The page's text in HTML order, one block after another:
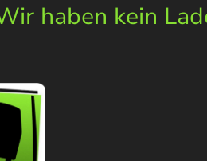
haben kein